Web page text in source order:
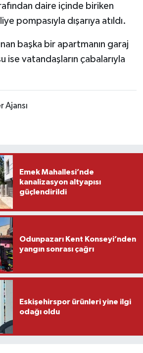
daire içinde biriken
pompasıyla dışarıya atıldı.
başka bir apartmanın garaj
ise vatandaşların çabalarıyla
Ajansı
Emek Mahallesi’nde
kanalizasyon altyapısı
güçlendirildi
Odunpazarı Kent Konseyi’nden
yangın sonrası çağrı
Eskişehirspor ürünleri yine ilgi
odağı oldu